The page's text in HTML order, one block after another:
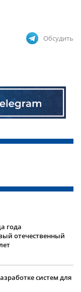
Обсудить
года
отечественный
систем для